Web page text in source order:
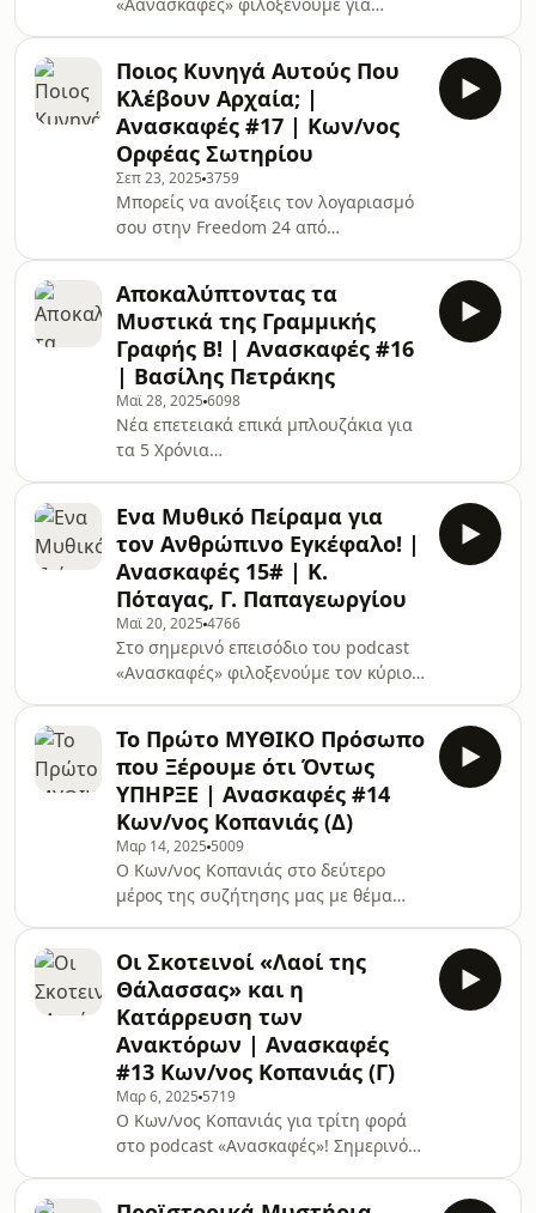
εμβαθύνουμε στο φαινόμενο της
αρχαιοκαπηλίας! Τι έγινε με τη
ληστεία στο Λούβρο; Ποιο είναι το
πρόβλημα με τα Γλυπτά του
Παρθενώνα; Τι συμβαίνει στη Λιβύη
που θα έπρεπε να μας ενδιαφέρει ως
έλληνικό κράτος; Ο Ορφέας-
Κωνσταντίνος Σωτηρίου είναι
ανώτερος δημόσιος υπάλληλος με
εικοσαετή
Ποιος Κυνηγά Αυτούς Που
Κλέβουν Αρχαία; |
Ανασκαφές #17 | Κων/νος
Ορφέας Σωτηρίου
Σεπ 23, 2025 3759
Μπορείς να ανοίξεις τον λογαριασμό
σου στην Freedom 24 από
εδώ:https://freedom24.club/
προϊόντα ενέχουν ρίσκο. Πριν προβείς
σε οποιαδήποτε τοποθέτηση
χρημάτων, διάβασε προσεκτικά τους
όρους και τις προϋποθέσεις και
βεβαιώσου ότι κατανοείς πλήρως
τους χρηματοπιστωτικούς κινδύνους.
Οι παρελθούσες αποδόσεις δεν
αποτελούν εγγύηση για μελλον
Αποκαλύπτοντας τα
Μυστικά της Γραμμικής
Γραφής Β! | Ανασκαφές #16
| Βασίλης Πετράκης
Μαϊ 28, 2025 6098
Νέα επετειακά επικά μπλουζάκια για
τα 5 Χρόνια
Mythologist!https://tinyurl.com/uy2m3pbkhttps://
---------------------------------------------------
-------------Στο νέο επεισόδιο του
podcast «Ανασκαφές» συνομιλούμε
με τον κύριο Βασίλη Πετράκη για τη
Γραμμική Γραφή Β, την
αποκρυπτογράφηση, τα μυστικά και
τις πληροφορίες της, για
Ενα Μυθικό Πείραμα για
τον Ανθρώπινο Εγκέφαλο! |
Ανασκαφές 15# | Κ.
Πόταγας, Γ. Παπαγεωργίου
Μαϊ 20, 2025 4766
Στο σημερινό επεισόδιο του podcast
«Ανασκαφές» φιλοξενούμε τον κύριο
τις πληροφορίες που αντλούμε για
τον ανθρώπινο εγκέφαλο μέσα από
την Ελληνική Μυθολογία!Ο
Κωνσταντίνος Πόταγας είναι
Καθηγητής Νευρολογίας και
Νευροψυχολογίας στην Ιατρική
Σχολή του Πανεπιστημίου Αθηνών,
όπου διδάσκει Νευρολογία στους
φοιτητές της Ιατρικής και συ
Το Πρώτο ΜΥΘΙΚΟ Πρόσωπο
που Ξέρουμε ότι Όντως
ΥΠΗΡΞΕ | Ανασκαφές #14
Κων/νος Κοπανιάς (Δ)
Μαρ 14, 2025 5009
Ο Κων/νος Κοπανιάς στο δεύτερο
μέρος της συζήτησης μας με θέμα
πρόσωπο που ξέρουμε ότι υπήρξε!«Ο
Κωνσταντίνος Κοπανιάς είναι
πτυχιούχος Αρχαιολογίας του
Τμήματος Ιστορίας και Αρχαιολογίας
του Εθνικού και Καποδιστριακού
Πανεπιστημίου Αθηνών (1992-96).
Έλαβε το μεταπτυχιακό του δίπλωμα
στο Paris-Lodron Πανεπιστήμιο του
Salzburg (1997) κ
Οι Σκοτεινοί «Λαοί της
Θάλασσας» και η
Κατάρρευση των
Ανακτόρων | Ανασκαφές
#13 Κων/νος Κοπανιάς (Γ)
Μαρ 6, 2025 5719
Ο Κων/νος Κοπανιάς για τρίτη φορά
στο podcast «Ανασκαφές»! Σημερινό